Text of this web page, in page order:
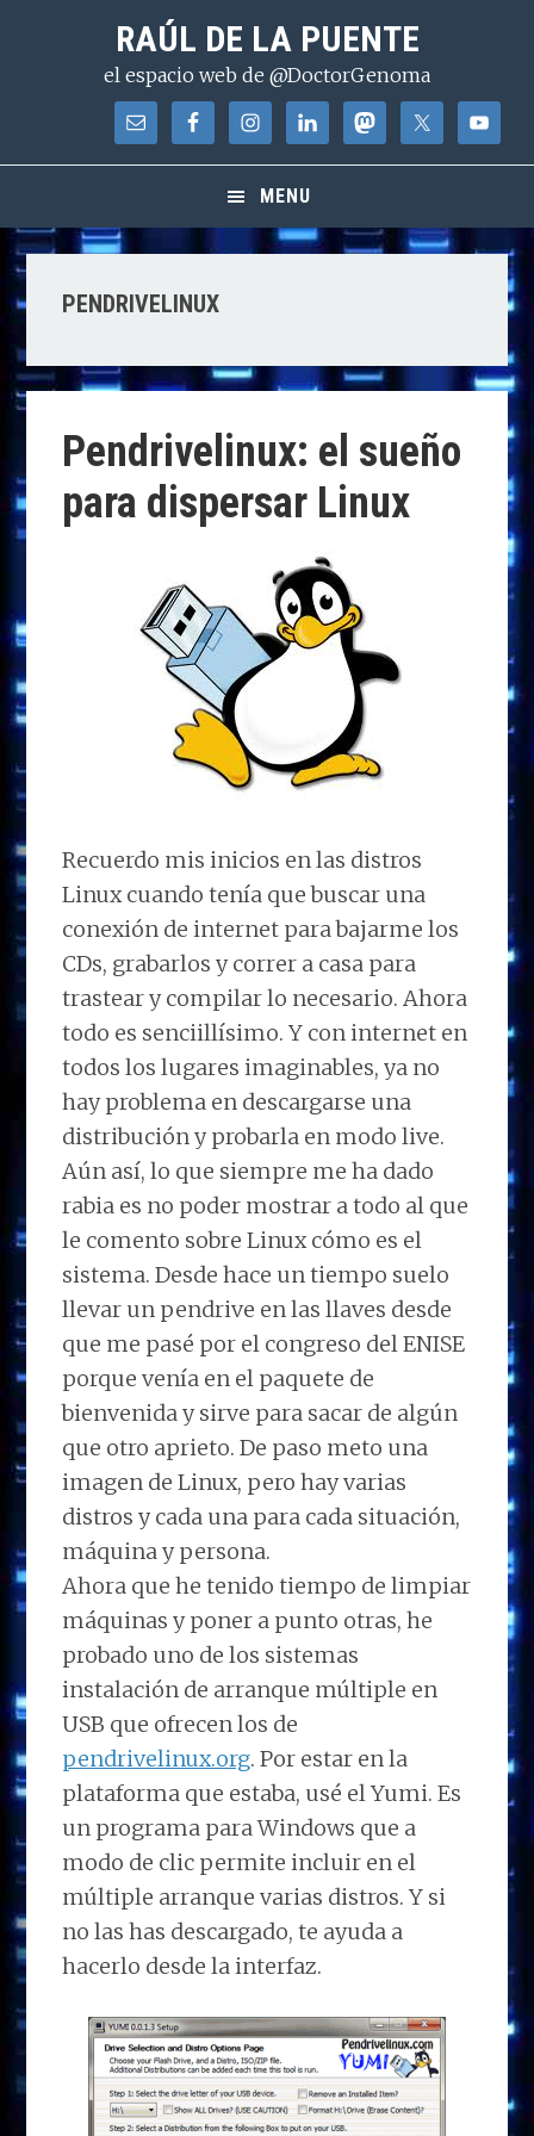
contenido
RAÚL DE LA PUENTE
el espacio web de @DoctorGenoma
MENU
PENDRIVELINUX
Pendrivelinux: el sueño
para dispersar Linux
Recuerdo mis inicios en las distros
Linux cuando tenía que buscar una
conexión de internet para bajarme los
CDs, grabarlos y correr a casa para
trastear y compilar lo necesario. Ahora
todo es senciillísimo. Y con internet en
todos los lugares imaginables, ya no
hay problema en descargarse una
distribución y probarla en modo live.
Aún así, lo que siempre me ha dado
rabia es no poder mostrar a todo al que
le comento sobre Linux cómo es el
sistema. Desde hace un tiempo suelo
llevar un pendrive en las llaves desde
que me pasé por el congreso del ENISE
porque venía en el paquete de
bienvenida y sirve para sacar de algún
que otro aprieto. De paso meto una
imagen de Linux, pero hay varias
distros y cada una para cada situación,
máquina y persona.
Ahora que he tenido tiempo de limpiar
máquinas y poner a punto otras, he
probado uno de los sistemas
instalación de arranque múltiple en
USB que ofrecen los de
pendrivelinux.org. Por estar en la
plataforma que estaba, usé el Yumi. Es
un programa para Windows que a
modo de clic permite incluir en el
múltiple arranque varias distros. Y si
no las has descargado, te ayuda a
hacerlo desde la interfaz.